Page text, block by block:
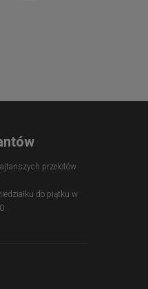
przelotów
do piątku w